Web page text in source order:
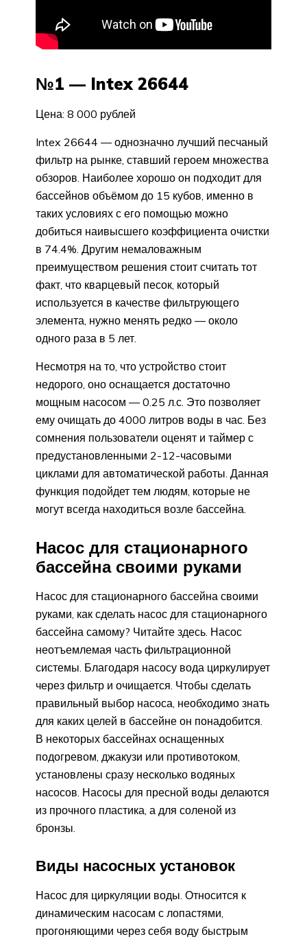
№1 — Intex 26644
Цена: 8 000 рублей
Intex 26644 — однозначно лучший песчаный
фильтр на рынке, ставший героем множества
обзоров. Наиболее хорошо он подходит для
бассейнов объёмом до 15 кубов, именно в
таких условиях с его помощью можно
добиться наивысшего коэффициента очистки
в 74.4%. Другим немаловажным
преимуществом решения стоит считать тот
факт, что кварцевый песок, который
используется в качестве фильтрующего
элемента, нужно менять редко — около
одного раза в 5 лет.
Несмотря на то, что устройство стоит
недорого, оно оснащается достаточно
мощным насосом — 0.25 л.с. Это позволяет
ему очищать до 4000 литров воды в час. Без
сомнения пользователи оценят и таймер с
предустановленными 2-12-часовыми
циклами для автоматической работы. Данная
функция подойдет тем людям, которые не
могут всегда находиться возле бассейна.
Насос для стационарного
бассейна своими руками
Насос для стационарного бассейна своими
руками, как сделать насос для стационарного
бассейна самому? Читайте здесь. Насос
неотъемлемая часть фильтрационной
системы. Благодаря насосу вода циркулирует
через фильтр и очищается. Чтобы сделать
правильный выбор насоса, необходимо знать
для каких целей в бассейне он понадобится.
В некоторых бассейнах оснащенных
подогревом, джакузи или противотоком,
установлены сразу несколько водяных
насосов. Насосы для пресной воды делаются
из прочного пластика, а для соленой из
бронзы.
Виды насосных установок
Насос для циркуляции воды. Относится к
динамическим насосам с лопастями,
прогоняющими через себя воду быстрым